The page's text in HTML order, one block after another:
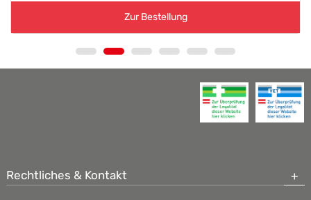
Zur Bestellung
Rechtliches & Kontakt